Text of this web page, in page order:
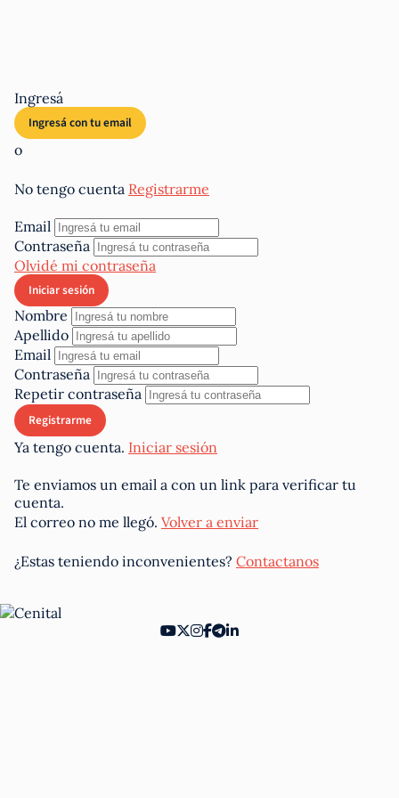
Ingresá
o
No tengo cuenta Registrarme
Email
Contraseña
Olvidé mi contraseña
Nombre
Apellido
Email
Contraseña
Repetir contraseña
Ya tengo cuenta. Iniciar sesión
Te enviamos un email a con un link para verificar tu
cuenta.
El correo no me llegó. Volver a enviar
¿Estas teniendo inconvenientes? Contactanos